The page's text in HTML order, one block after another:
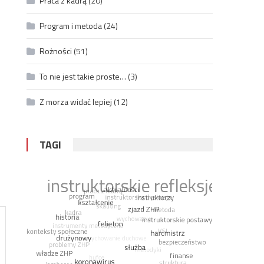
Program i metoda(24)
Rożności (51)
To nie jest takie proste… (3)
Z morza widać lepiej (12)
TAGI